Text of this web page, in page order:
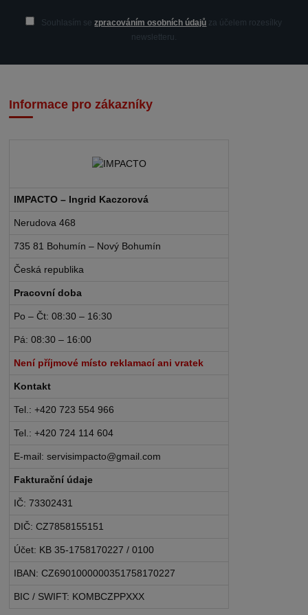
Souhlasím sezpracováním osobních údajů za účelem rozesílky
newsletteru.
Informace pro zákazníky
IMPACTO – Ingrid Kaczorová
Nerudova 468
735 81 Bohumín – Nový Bohumín
Česká republika
Pracovní doba
Po – Čt: 08:30 – 16:30
Pá: 08:30 – 16:00
Není příjmové místo reklamací ani vratek
Kontakt
Tel.: +420 723 554 966
Tel.: +420 724 114 604
E-mail: servisimpacto@gmail.com
Fakturační údaje
IČ: 73302431
DIČ: CZ7858155151
Účet: KB 35-1758170227 / 0100
IBAN: CZ6901000000351758170227
BIC / SWIFT: KOMBCZPPXXX